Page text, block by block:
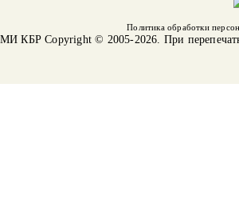
Политика обработки
КБРCopyright © 2005-2026. При